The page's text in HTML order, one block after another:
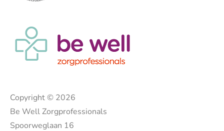
Copyright © 2026
Be Well Zorgprofessionals
Spoorweglaan 16